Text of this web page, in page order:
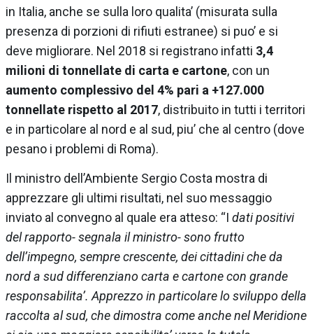
in Italia, anche se sulla loro qualita’ (misurata sulla
presenza di porzioni di rifiuti estranee) si puo’ e si
deve migliorare. Nel 2018 si registrano infatti 3,4
milioni di tonnellate di carta e cartone, con un
aumento complessivo del 4% pari a +127.000
tonnellate rispetto al 2017, distribuito in tutti i territori
e in particolare al nord e al sud, piu’ che al centro (dove
pesano i problemi di Roma).
Il ministro dell’Ambiente Sergio Costa mostra di
apprezzare gli ultimi risultati, nel suo messaggio
inviato al convegno al quale era atteso: “I dati positivi
del rapporto- segnala il ministro- sono frutto
dell’impegno, sempre crescente, dei cittadini che da
nord a sud differenziano carta e cartone con grande
responsabilita’. Apprezzo in particolare lo sviluppo della
raccolta al sud, che dimostra come anche nel Meridione